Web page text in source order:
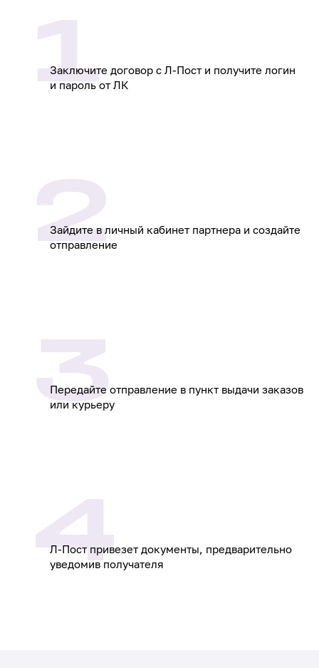
1
Заключите договор с Л‑Пост и получите логин
и пароль от ЛК
2
Зайдите в личный кабинет партнера и создайте
отправление
3
Передайте отправление в пункт выдачи заказов
или курьеру
4
Л-Пост привезет документы, предварительно
уведомив получателя